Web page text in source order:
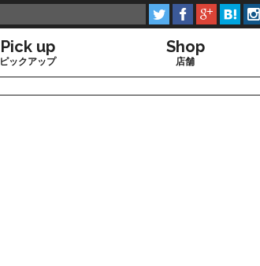
    
Pick up
ピックアップ
Shop
店舗